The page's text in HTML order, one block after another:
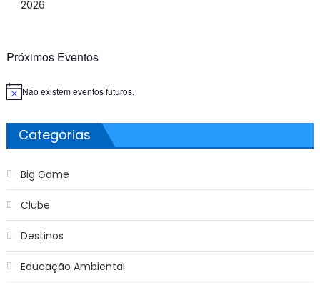
2026
Próximos Eventos
AvisoNão existem eventos futuros.
Categorias
Big Game
Clube
Destinos
Educação Ambiental